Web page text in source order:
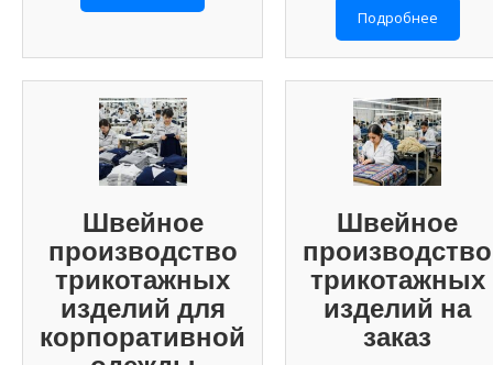
Подробнее
Швейное
производство
трикотажных
изделий для
корпоративной
Швейное
производство
трикотажных
изделий на
заказ